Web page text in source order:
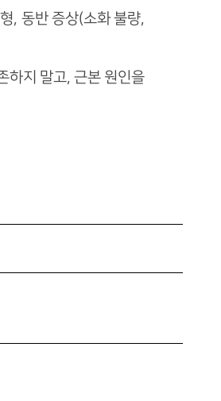
, 동반 증상(소화 불량,
하지 말고, 근본 원인을